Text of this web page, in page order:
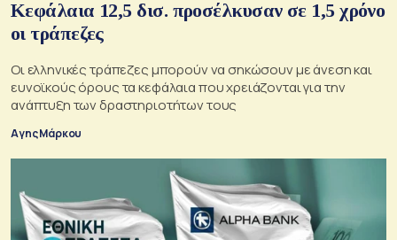
Κεφάλαια 12,5 δισ. προσέλκυσαν σε 1,5 χρόνο
οι τράπεζες
Οι ελληνικές τράπεζες μπορούν να σηκώσουν με άνεση και
ευνοϊκούς όρους τα κεφάλαια που χρειάζονται για την
ανάπτυξη των δραστηριοτήτων τους
Αγης Μάρκου